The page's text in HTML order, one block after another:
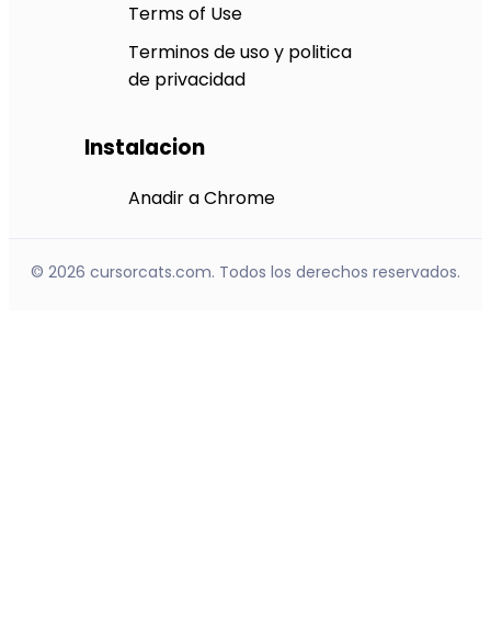
Terms of Use
Terminos de uso y politica
de privacidad
Instalacion
Anadir a Chrome
© 2026 cursorcats.com. Todos los derechos reservados.